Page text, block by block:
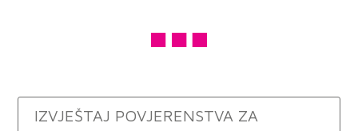
IZVJEŠTAJ POVJERENSTVA ZA